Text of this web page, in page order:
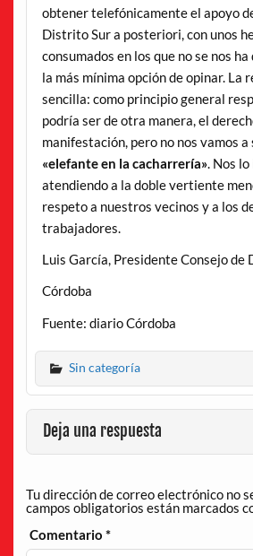
obtener telefónicamente el apoyo
Distrito Sur a posteriori, con unos
consumados en los que no se nos
la más mínima opción de opinar. La
sencilla: como principio general
podría ser de otra manera, el
manifestación, pero no nos vamos a
«elefante en la cacharrería». Nos
atendiendo a la doble vertiente
respeto a nuestros vecinos y a los
trabajadores.
Luis García, Presidente Consejo de
Córdoba
Fuente: diario Córdoba
Sin categoría
Deja una respuesta
Tu dirección de correo electrónico no
campos obligatorios están marcados
Comentario*